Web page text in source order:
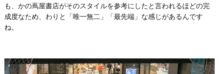
も、かの蔦屋書店がそのスタイルを参考にしたと言われるほどの完
成度なため、わりと「唯一無二」「最先端」な感じがあるんです
ね。